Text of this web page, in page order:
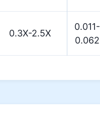
0.3X-2.5X
0.011-
0.062